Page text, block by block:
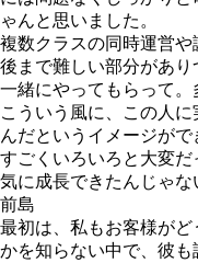
ゃんと思いました。
複数クラスの同時運営
後まで難しい部分があり
一緒にやってもらって
こういう風に、この人
んだというイメージがで
すごくいろいろと大変
気に成長できたんじゃな
前島
最初は、私もお客様が
かを知らない中で、彼